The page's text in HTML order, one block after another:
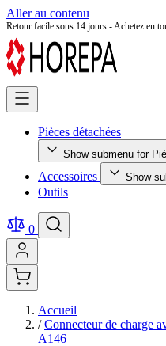
Aller au contenu
Retour facile sous 14 jours - Achetez en
Pièces détachées
Show submenu for
Accessoires Show
Outils
0
Accueil
/ Connecteur de charge
A146